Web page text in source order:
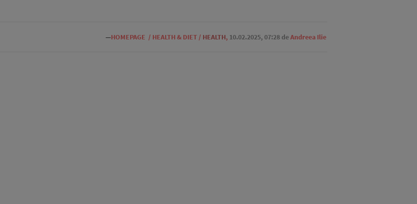
—HOMEPAGE / HEALTH & DIET / HEALTH, 10.02.2025, 07:28 deAndreea Ilie